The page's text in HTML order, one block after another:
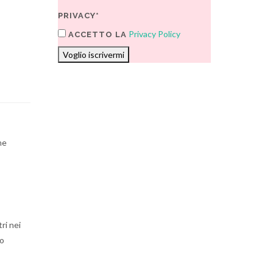
nei
PRIVACY*
ACCETTO LA Privacy Policy
Voglio iscrivermi